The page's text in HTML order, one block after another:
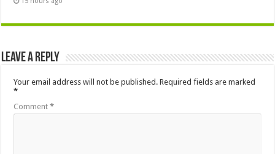
Leave a Reply
Your email address will not be published. Required fields are marked
*
Comment*